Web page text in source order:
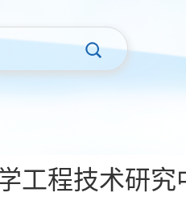
工程技术研究